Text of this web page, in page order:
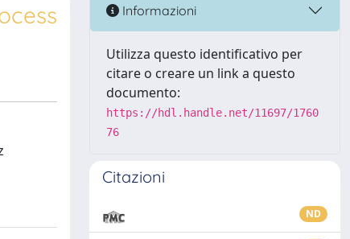
Informazioni
Utilizza questo identificativo per
citare o creare un link a questo
documento:
https://hdl.handle.net/11697/1760
76
Citazioni
ND